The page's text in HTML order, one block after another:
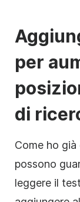
per
di
Come ho
possono
leggere il